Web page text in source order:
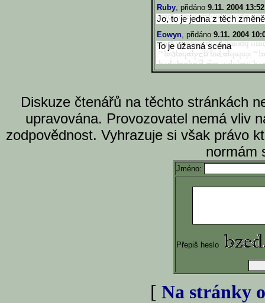
Ruby, přidáno 9.11. 2004
Jo, to je jedna z těch
Eowyn, přidáno 9.11. 2004
To je úžasná scéna
Diskuze čtenářů na těchto stránkách
upravována. Provozovatel nemá vliv
zodpovědnost. Vyhrazuje si však právo
normám
Jméno:
Přepiš heslo
[ Na stránky